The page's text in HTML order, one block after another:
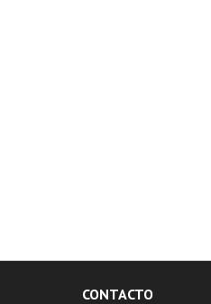
CONTACTO